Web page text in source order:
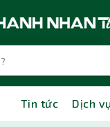
Tin tức Dịch vụ